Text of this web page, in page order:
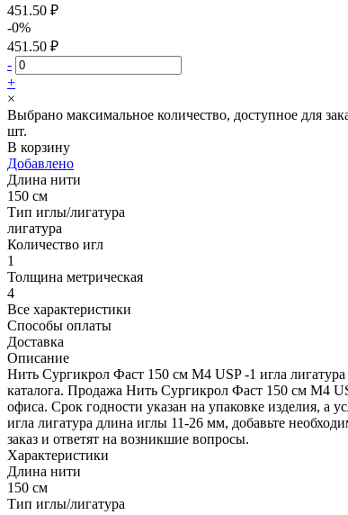
451.50 ₽
-0%
451.50 ₽
-
+
×
Выбрано максимальное количество, доступное для
шт.
В корзину
Добавлено
Длина нити
150 см
Тип иглы/лигатура
лигатура
Количество игл
1
Толщина метрическая
4
Все характеристики
Способы оплаты
Доставка
Описание
Нить Сургикрол Фаст 150 см М4 USP -1 игла
каталога. Продажа Нить Сургикрол Фаст 150 см М4
офиса. Срок годности указан на упаковке изделия,
игла лигатура длина иглы 11-26 мм, добавьте
заказ и ответят на возникшие вопросы.
Характеристики
Длина нити
150 см
Тип иглы/лигатура